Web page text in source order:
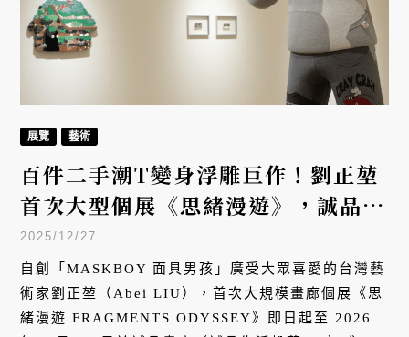
展覽 藝術
百件二手潮T變身浮雕巨作！劉正堃
首次大型個展《思緒漫遊》，誠品畫
廊展開荒島探險之旅
2025/12/27
自創「MASKBOY 面具男孩」廣受大眾喜愛的台灣藝
術家劉正堃（Abei LIU），首次大規模畫廊個展《思
緒漫遊 FRAGMENTS ODYSSEY》即日起至 2026